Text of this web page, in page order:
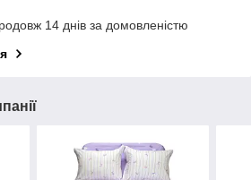
14 днів за домовленістю